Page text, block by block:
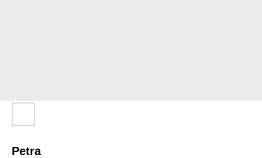
Petra